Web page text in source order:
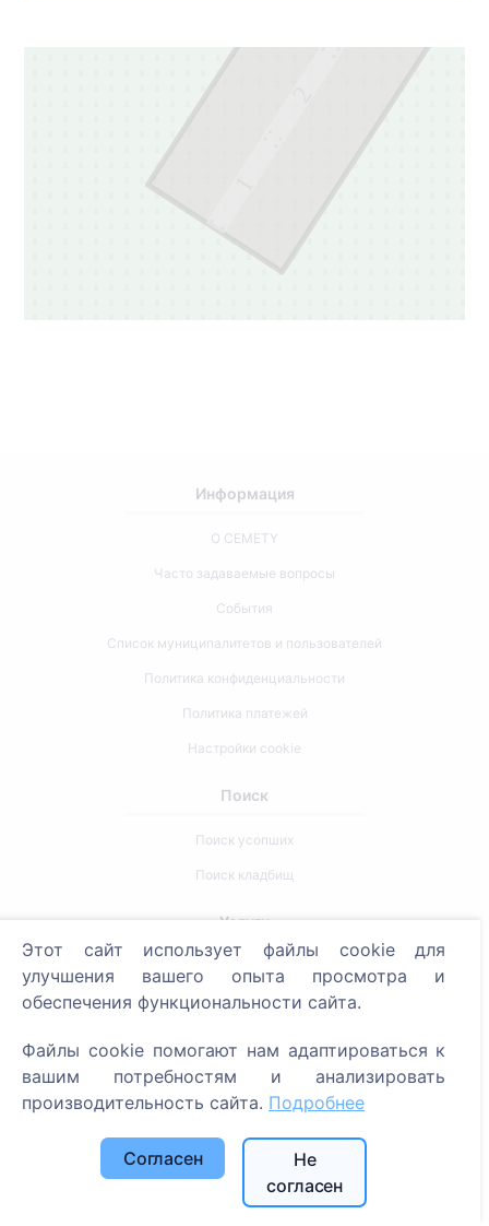
Информация
О CEMETY
Часто задаваемые вопросы
События
Список муниципалитетов и пользователей
Политика конфиденциальности
Политика платежей
Настройки cookie
Поиск
Поиск усопших
Поиск кладбищ
Услуги
Контакты
SIA "CEMETY", LV40103618951
371 29144816
info@cemety.lv
Мы работаем по всей стране!
Этот сайт использует файлы cookie для
улучшения вашего опыта просмотра и
обеспечения функциональности сайта.
Файлы cookie помогают нам адаптироваться к
вашим потребностям и анализировать
производительность сайта. Подробнее
Согласен
Не
согласен